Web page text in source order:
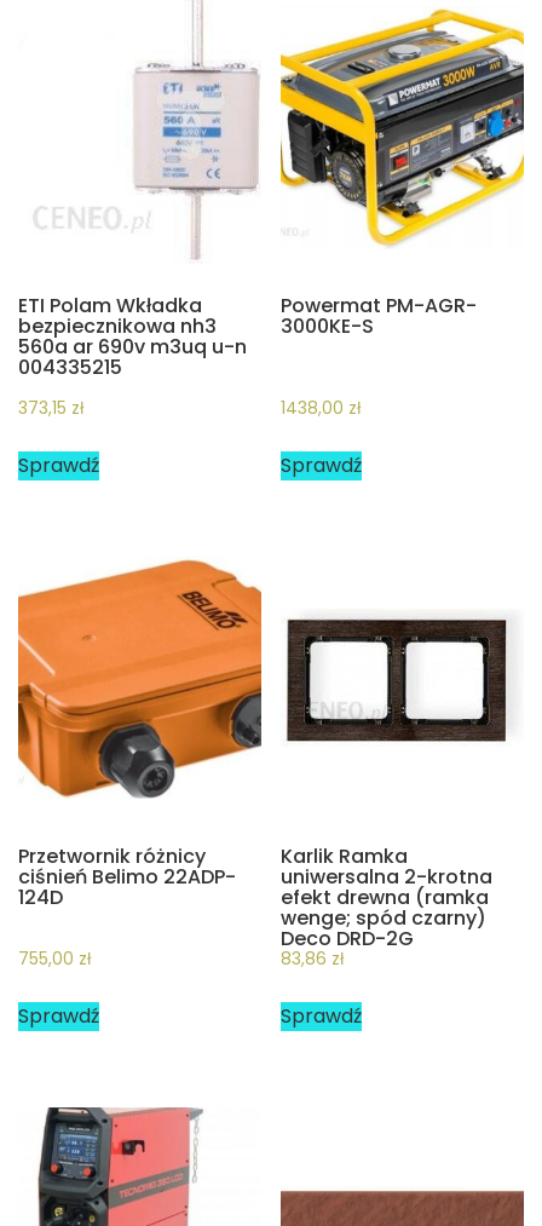
ETI Polam Wkładka
bezpiecznikowa nh3
560a ar 690v m3uq u-n
004335215
373,15 zł
Sprawdź
Powermat PM-AGR-
3000KE-S
1438,00 zł
Sprawdź
Przetwornik różnicy
ciśnień Belimo 22ADP-
124D
755,00 zł
Sprawdź
Karlik Ramka
uniwersalna 2-krotna
efekt drewna (ramka
wenge; spód czarny)
Deco DRD-2G
83,86 zł
Sprawdź